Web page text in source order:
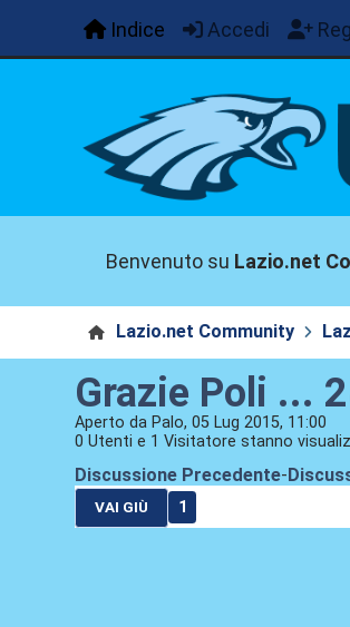
Indice Accedi
Benvenuto su Lazio.net
Lazio.net Community
Grazie Poli ...
Aperto da Palo, 05 Lug 2015, 11:00
0 Utenti e 1 Visitatore stanno
Discussione Precedente-
VAI GIÙ 1